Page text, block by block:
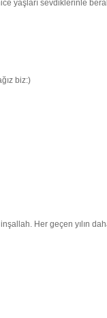
yaşları sevdiklerinle
biz:)
Her geçen yılın